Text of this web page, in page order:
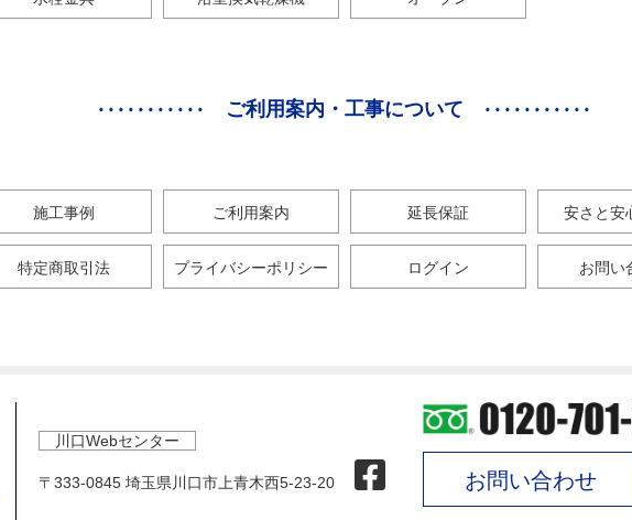
ご利用案内・工事について
施工事例 ご利用案内 延長保証 安さと安
特定商取引法 プライバシーポリシー ログイン お問い
川口Webセンター
〒333-0845 埼玉県川口市上青木西5-23-20 お問い合わせ